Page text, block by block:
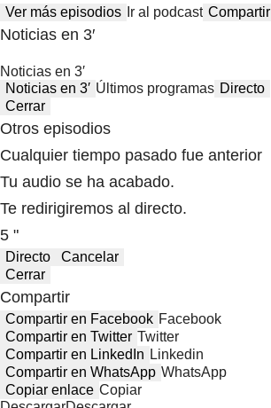
Ver más episodios Ir al podcast Compartir
Noticias en 3′
Noticias en 3′
Noticias en 3′ Últimos programas Directo
Cerrar
Otros episodios
Cualquier tiempo pasado fue anterior
Tu audio se ha acabado.
Te redirigiremos al directo.
5 "
Directo
Cancelar
Cerrar
Compartir
Compartir en Facebook Facebook
Compartir en Twitter Twitter
Compartir en LinkedIn Linkedin
Compartir en WhatsApp WhatsApp
Copiar enlace Copiar